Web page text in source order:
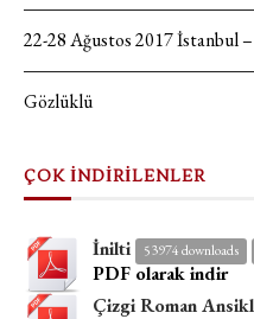
22-28 Ağustos 2017 İstanbul
Gözlüklü
ÇOK İNDİRİLENLER
İnilti 53974 downloads
PDF olarak indir
Çizgi Roman